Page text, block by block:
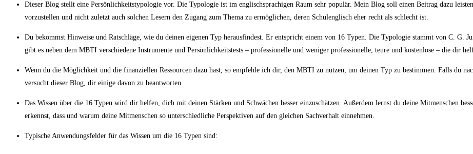
Dieser Blog stellt eine Persönlichkeitstypologie vor. Die Typologie ist im englischsprachigen Raum sehr populär. Mein Blog soll einen Beitrag dazu
vorzustellen und nicht zuletzt auch solchen Lesern den Zugang zum Thema zu ermöglichen, deren Schulenglisch eher recht als schlecht ist.
Du bekommst Hinweise und Ratschläge, wie du deinen eigenen Typ herausfindest. Er entspricht einem von 16 Typen. Die Typologie stammt von C.
gibt es neben dem MBTI verschiedene Instrumente und Persönlichkeitstests – professionelle und weniger professionelle, teure und kostenlose – die dir
Wenn du die Möglichkeit und die finanziellen Ressourcen dazu hast, so empfehle ich dir, den MBTI zu nutzen, um deinen Typ zu bestimmen. Falls du
versucht dieser Blog, dir einige davon zu beantworten.
Das Wissen über die 16 Typen wird dir helfen, dich mit deinen Stärken und Schwächen besser einzuschätzen. Außerdem lernst du deine Mitmenschen
erkennst, dass und warum deine Mitmenschen so unterschiedliche Perspektiven auf den gleichen Sachverhalt einnehmen.
Typische Anwendungsfelder für das Wissen um die 16 Typen sind: